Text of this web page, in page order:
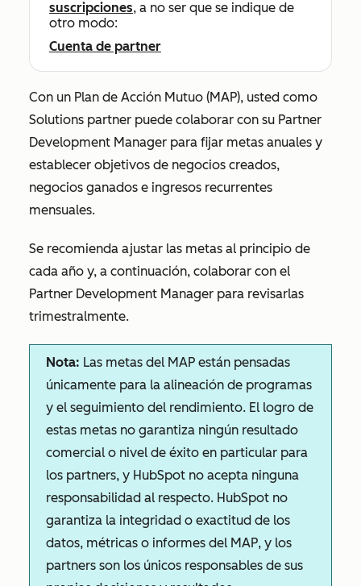
suscripciones, a no ser que se indique de
otro modo:
Cuenta de partner
Con un Plan de Acción Mutuo (MAP), usted como
Solutions partner puede colaborar con su Partner
Development Manager para fijar metas anuales y
establecer objetivos de negocios creados,
negocios ganados e ingresos recurrentes
mensuales.
Se recomienda ajustar las metas al principio de
cada año y, a continuación, colaborar con el
Partner Development Manager para revisarlas
trimestralmente.
Nota: Las metas del MAP están pensadas
únicamente para la alineación de programas
y el seguimiento del rendimiento. El logro de
estas metas no garantiza ningún resultado
comercial o nivel de éxito en particular para
los partners, y HubSpot no acepta ninguna
responsabilidad al respecto. HubSpot no
garantiza la integridad o exactitud de los
datos, métricas o informes del MAP, y los
partners son los únicos responsables de sus